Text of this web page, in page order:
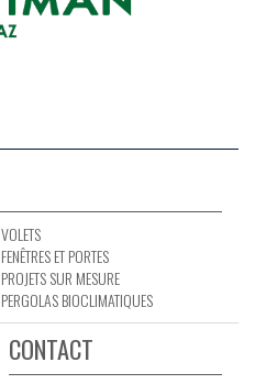
VOLETS
FENÊTRES ET PORTES
PROJETS SUR MESURE
PERGOLAS BIOCLIMATIQUES
CONTACT